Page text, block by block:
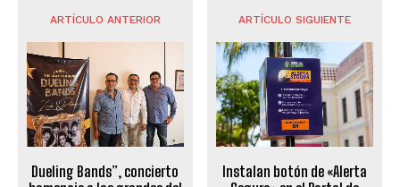
ARTÍCULO ANTERIOR
Dueling Bands”, concierto
ARTÍCULO SIGUIENTE
Instalan botón de «Alerta